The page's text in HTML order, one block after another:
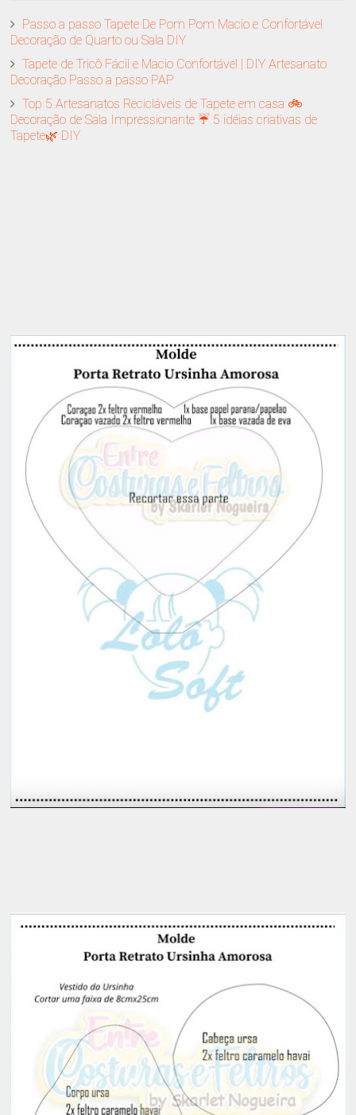
Passo a passo Tapete De Pom Pom Macio e Confortável
Decoração de Quarto ou Sala DIY
Tapete de Tricô Fácil e Macio Confortável | DIY Artesanato
Decoração Passo a passo PAP
Top 5 Artesanatos Recicláveis de Tapete em casa 🚲
Decoração de Sala Impressionante ☔ 5 idéias criativas de
Tapete🌿 DIY